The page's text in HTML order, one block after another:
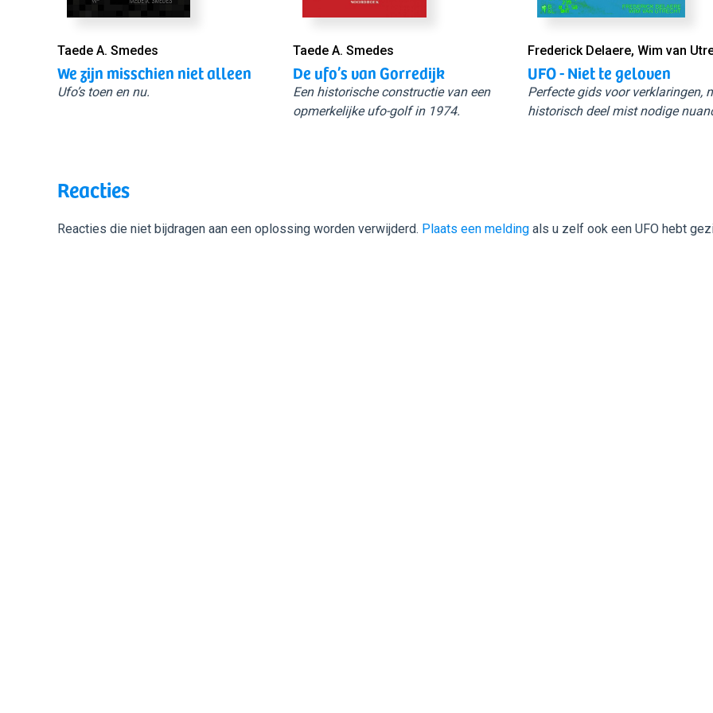
Taede A. Smedes
We zijn misschien niet alleen
Ufo’s toen en nu.
Taede A. Smedes
De ufo’s van Gorredijk
Een historische constructie van een
opmerkelijke ufo-golf in 1974.
Frederick Delaere, Wim van
UFO - Niet te geloven
Perfecte gids voor verklaringen,
historisch deel mist nodige
Reacties
Reacties die niet bijdragen aan een oplossing worden verwijderd. Plaats een melding als u zelf ook een UFO hebt